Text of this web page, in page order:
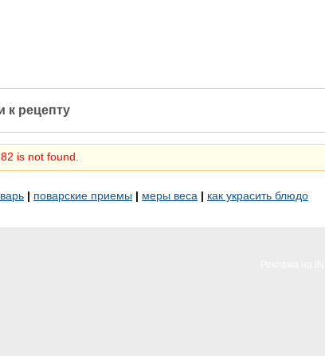
к рецепту
is not found.
| поварские приемы | меры веса | как украсить блюдо